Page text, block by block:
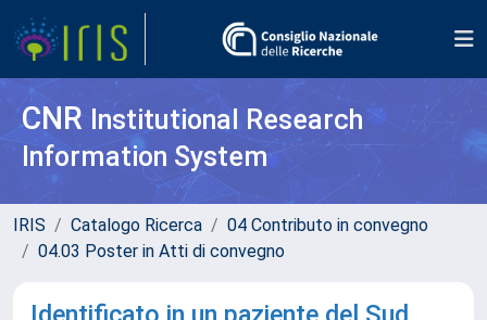
CNR Institutional Research
Information System
IRIS Catalogo Ricerca
04 Contributo in convegno
04.03 Poster in Atti di convegno